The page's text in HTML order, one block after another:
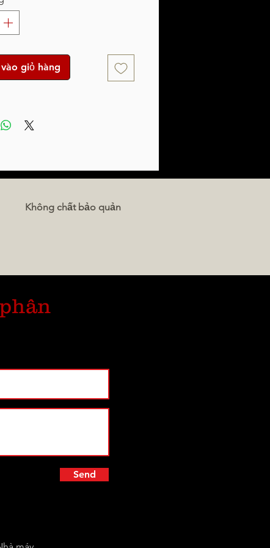
giỏ hàng
Không chất bảo quản
Send